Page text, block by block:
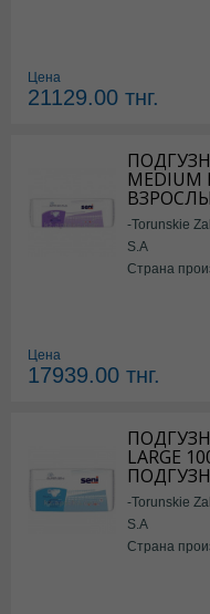
Цена
21129.00 тнг.
-Torunskie
S.A
Страна
Цена
17939.00 тнг.
LARGE
-Torunskie
S.A
Страна